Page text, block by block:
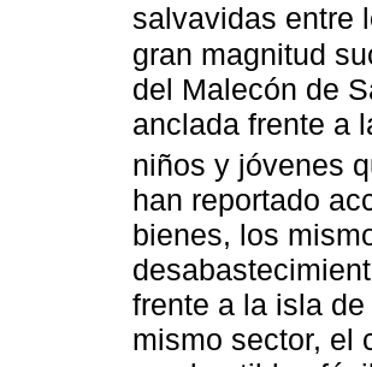
salvavidas entre
gran magnitud
del Malecón de
anclada frente a
niños y jóvenes
han reportado
bienes, los
frente a la isla
mismo sector, el